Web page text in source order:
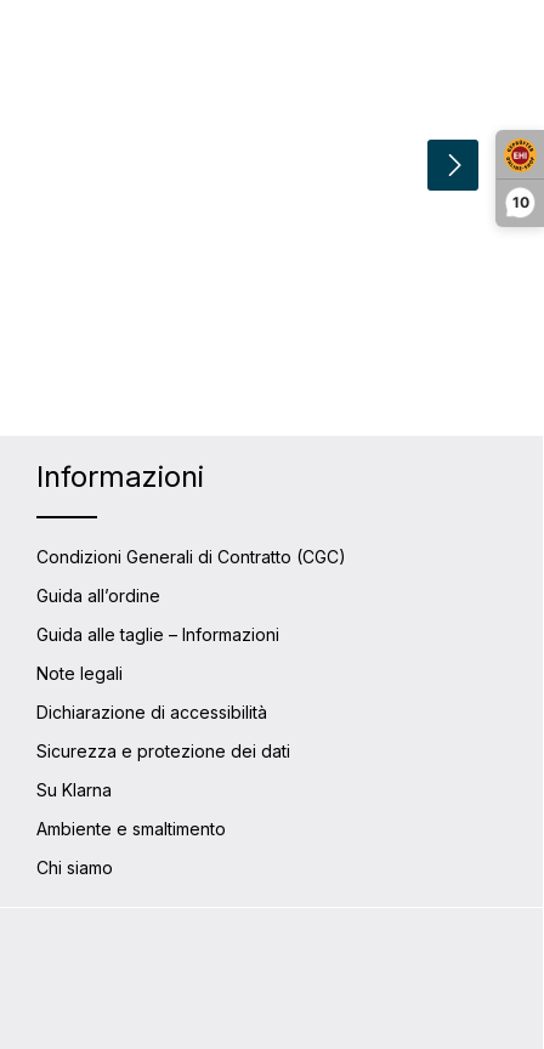
10
o diminuire la quantità.
Informazioni
Condizioni Generali di Contratto (CGC)
Guida all’ordine
Guida alle taglie – Informazioni
Note legali
Dichiarazione di accessibilità
Sicurezza e protezione dei dati
Su Klarna
Ambiente e smaltimento
Chi siamo